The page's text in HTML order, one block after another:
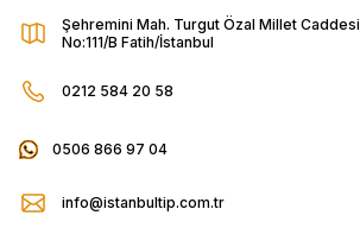
Şehremini Mah. Turgut Özal Millet Caddesi
No:111/B Fatih/İstanbul
0212 584 20 58
0506 866 97 04
info@istanbultip.com.tr